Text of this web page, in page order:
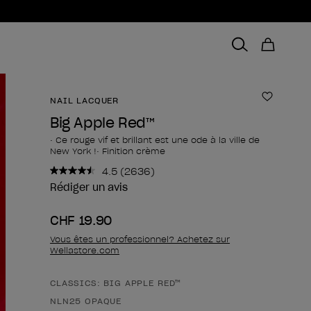
NAIL LACQUER
Big Apple Red™
• Ce rouge vif et brillant est une ode à la ville de
New York !• Finition crème
4.5 Lire
2636
même
(2636)
Rédiger un avis
CHF 19.90
Vous êtes un professionnel? Achetez sur
Wellastore.com
Forme du produit
CLASSICS: BIG APPLE RED™
NLN25 OPAQUE